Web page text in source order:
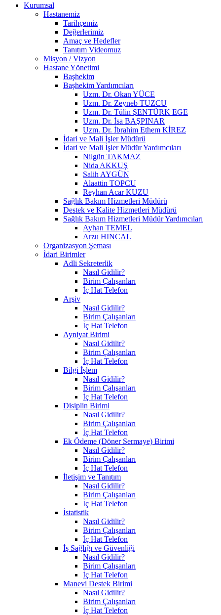
Kurumsal
Hastanemiz
Tarihçemiz
Değerlerimiz
Amaç ve Hedefler
Tanıtım Videomuz
Misyon / Vizyon
Hastane Yönetimi
Başhekim
Başhekim Yardımcıları
Uzm. Dr. Okan YÜCE
Uzm. Dr. Zeyneb TUZCU
Uzm. Dr. Tülin ŞENTÜRK EGE
Uzm. Dr. İsa BAŞPINAR
Uzm. Dr. İbrahim Ethem KİREZ
İdari ve Mali İşler Müdürü
İdari ve Mali İşler Müdür Yardımcıları
Nilgün TAKMAZ
Nida AKKUŞ
Salih AYGÜN
Alaattin TOPCU
Reyhan Acar KUZU
Sağlık Bakım Hizmetleri Müdürü
Destek ve Kalite Hizmetleri Müdürü
Sağlık Bakım Hizmetleri Müdür Yardımcıları
Ayhan TEMEL
Arzu HINCAL
Organizasyon Şeması
İdari Birimler
Adli Sekreterlik
Nasıl Gidilir?
Birim Çalışanları
İç Hat Telefon
Arşiv
Nasıl Gidilir?
Birim Çalışanları
İç Hat Telefon
Ayniyat Birimi
Nasıl Gidilir?
Birim Çalışanları
İç Hat Telefon
Bilgi İşlem
Nasıl Gidilir?
Birim Çalışanları
İç Hat Telefon
Disiplin Birimi
Nasıl Gidilir?
Birim Çalışanları
İç Hat Telefon
Ek Ödeme (Döner Sermaye) Birimi
Nasıl Gidilir?
Birim Çalışanları
İç Hat Telefon
İletişim ve Tanıtım
Nasıl Gidilir?
Birim Çalışanları
İç Hat Telefon
İstatistik
Nasıl Gidilir?
Birim Çalışanları
İç Hat Telefon
İş Sağlığı ve Güvenliği
Nasıl Gidilir?
Birim Çalışanları
İç Hat Telefon
Manevi Destek Birimi
Nasıl Gidilir?
Birim Çalışanları
İç Hat Telefon